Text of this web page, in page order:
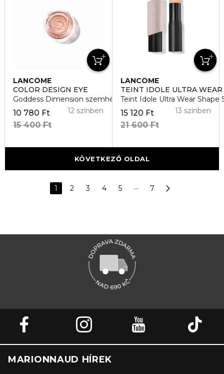
LANCÔME
COLOR DESIGN EYE
Goddess Dimension szemhéjpúder
10 780 Ft
15 400 Ft
12 színben
LANCÔME
TEINT IDOLE ULTRA WEAR
Teint Idole Ultra Wear Shape
15 120 Ft
21 600 Ft
13 színben
KÖVETKEZŐ OLDAL
1 2 3 4 5 ··· 7
MARIONNAUD HÍREK